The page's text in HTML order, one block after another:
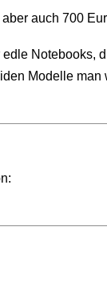
auch 700
Notebooks,
Modelle man